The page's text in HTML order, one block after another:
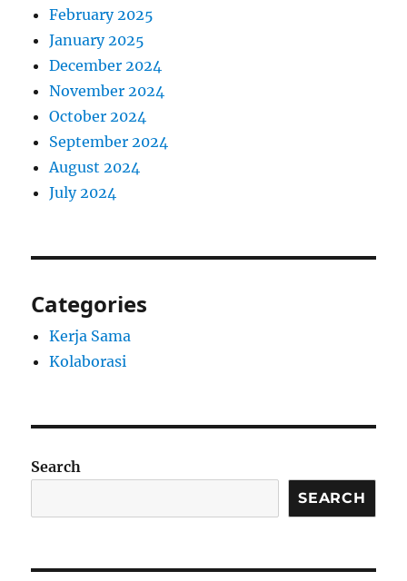
February 2025
January 2025
December 2024
November 2024
October 2024
September 2024
August 2024
July 2024
Categories
Kerja Sama
Kolaborasi
Search
SEARCH